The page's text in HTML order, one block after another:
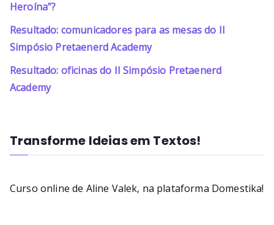
Heroína”?
Resultado: comunicadores para as mesas do II
Simpósio Pretaenerd Academy
Resultado: oficinas do II Simpósio Pretaenerd
Academy
Transforme Ideias em Textos!
Curso online de Aline Valek, na plataforma Domestika!